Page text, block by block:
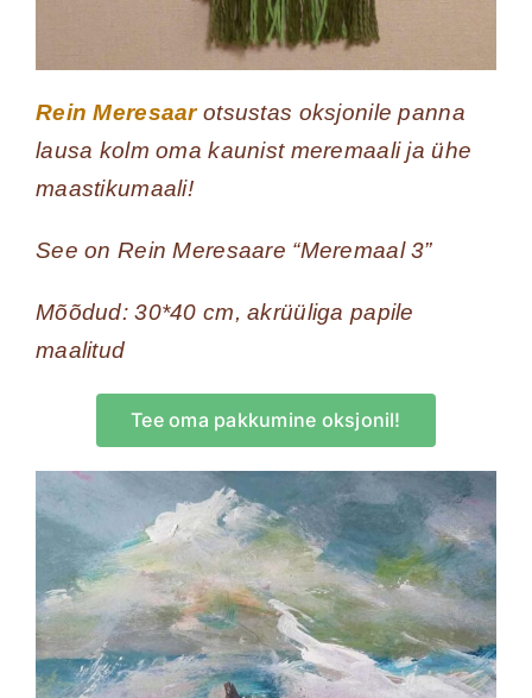
Rein Meresaarotsustas oksjonile panna
lausa kolm oma kaunist meremaali ja ühe
maastikumaali!
See on Rein Meresaare “Meremaal 3”
Mõõdud: 30*40 cm, akrüüliga papile
maalitud
Tee oma pakkumine oksjonil!